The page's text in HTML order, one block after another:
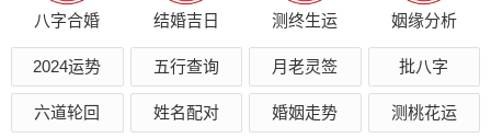
八字合婚 结婚吉日 测终生运 姻缘分析
2024运势 五行查询 月老灵签 批八字
六道轮回 姓名配对 婚姻走势 测桃花运